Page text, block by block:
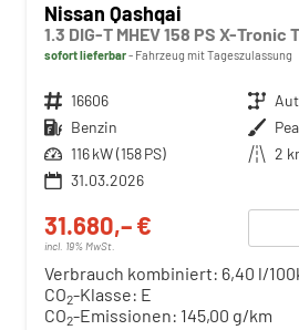
Nissan Qashqai
sofort lieferbar Fahrzeug mit Tageszulassung
Fahrzeugnr. 16606 Getriebe
Kraftstoff Benzin Außenfarbe
Leistung 116 kW (158 PS) Kilometerstand 2
31.03.2026
31.680,– €
incl. 19% MwSt.
Verbrauch kombiniert: 6,40 l/
CO2-Klasse: E
CO2-Emissionen: 145,00 g/km